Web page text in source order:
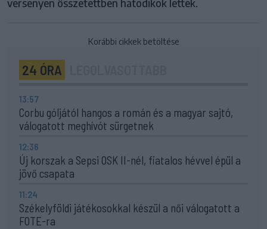
versenyen összetettben hatodikok lettek.
Korábbi cikkek betöltése
24 ÓRA
13:57
Corbu góljától hangos a román és a magyar sajtó,
válogatott meghívót sürgetnek
12:36
Új korszak a Sepsi OSK II-nél, fiatalos hévvel épül a
jövő csapata
11:24
Székelyföldi játékosokkal készül a női válogatott a
FOTE-ra